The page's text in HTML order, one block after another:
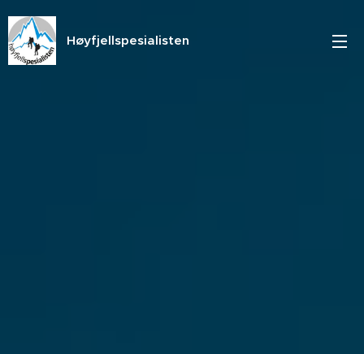
Høyfjellspesialisten